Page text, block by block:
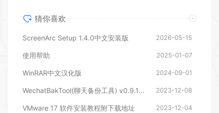
猜你喜欢
ScreenArc Setup 1.4.0中文安装版 2026-05-15
使用帮助 2025-01-07
WinRAR中文汉化版 2024-09-01
WechatBakTool(聊天备份工具) v0.9.1 – 相逢储物站 2023-12-08
VMware 17 软件安装教程附下载地址 2023-12-04